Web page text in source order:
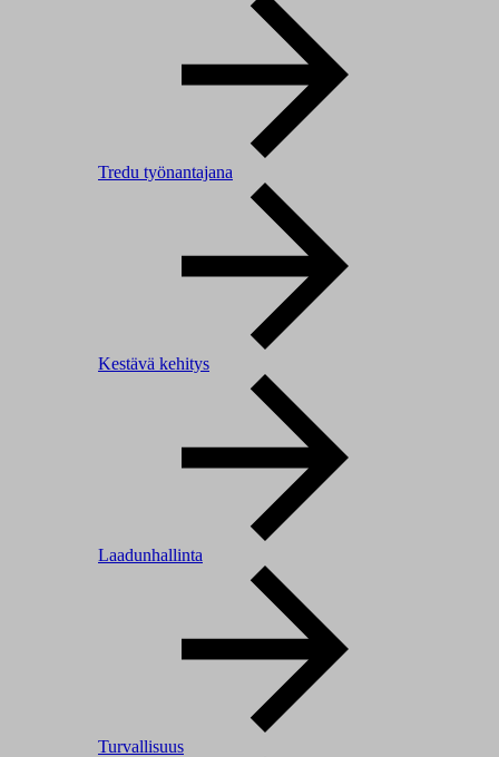
Tredu työnantajana
Kestävä kehitys
Laadunhallinta
Turvallisuus